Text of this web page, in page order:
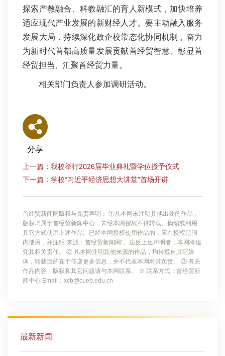
探索产教融合、科教融汇的育人新模式，加快培养
适应现代产业发展的新财经人才。要主动融入服务
发展大局，持续深化政企校常态化协同机制，奋力
为新时代首都高质量发展贡献首经贸智慧、彰显首
经贸担当、汇聚首经贸力量。
相关部门负责人参加调研活动。
分享
上一篇：我校举行2026届毕业典礼暨学位授予仪式
下一篇：学校“习近平经济思想大讲堂”首场开讲
首经贸新闻网版权与免责声明： ①凡本网未注明其他出处的作品，
版权均属于首经贸新闻中心，未经本网授权不得转载、摘编或利用
其它方式使用上述作品。已经本网授权使用作品的，应在授权范围
内使用，并注明“来源：首经贸新闻网”。违反上述声明者，本网将追
究其相关责任。 ② 凡本网注明其他来源的作品，均转载自其它媒
体，转载目的在于传递更多信息，并不代表本网对其负责。 ③ 有关
作品内容、版权和其它问题请与本网联系。 ※ 联系方式：首经贸新
闻中心 Email：xcb@cueb.edu.cn
最新新闻